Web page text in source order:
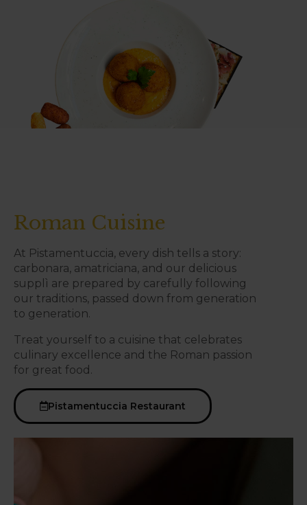
Roman Cuisine
At Pistamentuccia, every dish tells a story:
carbonara, amatriciana, and our delicious
supplì are prepared by carefully following
our traditions, passed down from generation
to generation.
Treat yourself to a cuisine that celebrates
culinary excellence and the Roman passion
for great food.
Pistamentuccia Restaurant